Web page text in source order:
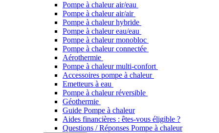
Pompe à chaleur air/eau
Pompe à chaleur air/air
Pompe à chaleur hybride
Pompe à chaleur​ eau/eau
Pompe à chaleur monobloc
Pompe à chaleur connectée
Aérothermie
Pompe à chaleur multi-confort
Accessoires pompe à chaleur
Emetteurs à eau
Pompe à chaleur réversible
Géothermie
Guide Pompe à chaleur
Aides financières : êtes-vous éligible ?
Questions / Réponses Pompe à chaleur